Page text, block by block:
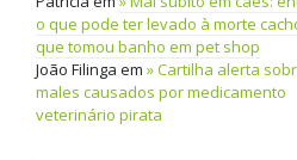
o que pode ter levado à morte
que tomou banho em pet shop
João Filinga em
Cartilha alerta
males causados por medicamento
veterinário pirata